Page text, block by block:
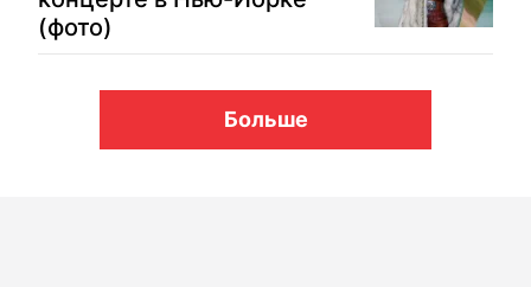
(фото)
Больше